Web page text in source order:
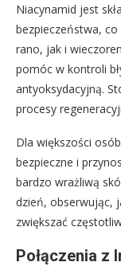
Niacynamid jest
bezpieczeństwa,
rano, jak i
pomóc w kontroli
antyoksydacyjną.
procesy
Dla większości
bezpieczne i
bardzo wrażliwą
dzień, obserwując,
zwiększać
Połączenia z